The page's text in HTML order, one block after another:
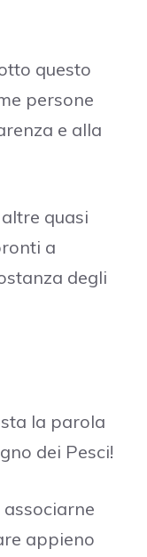
questo
persone
e alla
quasi
a
degli
la parola
dei Pesci!
appieno